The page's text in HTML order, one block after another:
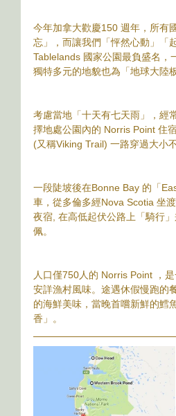
今年加拿大歡慶150 週年，所有
忘」，而讓我們「怦然心動」「
Tablelands 國家公園最負盛名，
獨特多元的地貌也為「地球大陸
考慮當地「十天有七天雨」，經
擇地處公園內的 Norris Point 住
(又稱Viking Trail) 一路穿過大小
一段陡坡後在Bonne Bay 的「
車，從多倫多經Nova Scotia 坐
夜宿, 在高低起伏公路上「騎行
佩。
人口僅750人的 Norris Point ，
安詳漁村風味。途遇休假慢跑的
的海鮮美味，當晚首嚐新鮮的鱈
香」。